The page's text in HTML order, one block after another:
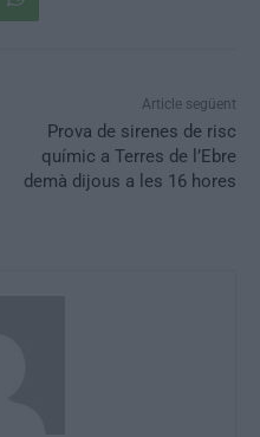
Article següent
Prova de sirenes de risc
químic a Terres de l’Ebre
demà dijous a les 16 hores